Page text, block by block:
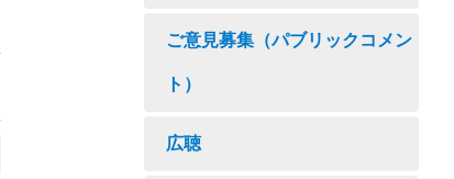
ご意見募集（パブリックコメン
ト）
広聴